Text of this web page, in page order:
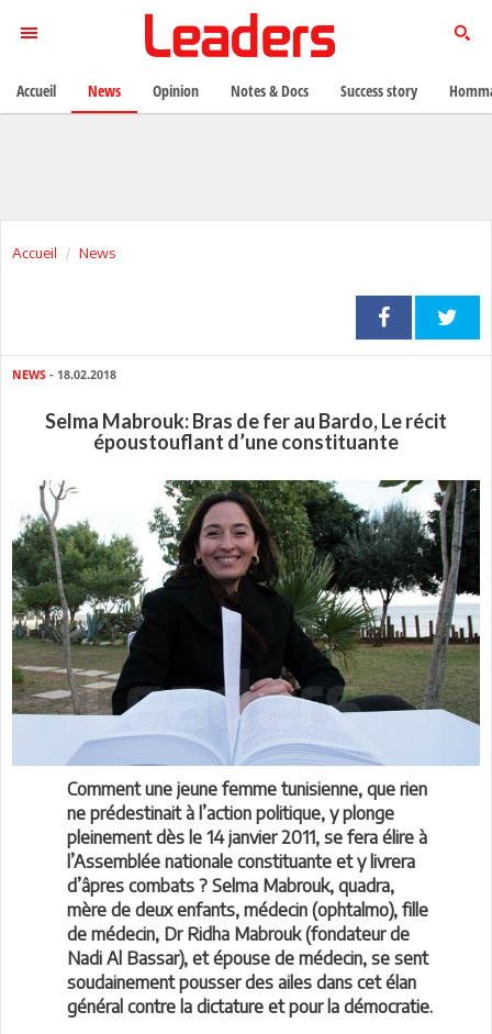
Accueil News
NEWS - 18.02.2018
Selma Mabrouk: Bras de fer au Bardo, Le récit
époustouflant d’une constituante
Comment une jeune femme tunisienne, que rien
ne prédestinait à l’action politique, y plonge
pleinement dès le 14 janvier 2011, se fera élire à
l’Assemblée nationale constituante et y livrera
d’âpres combats ? Selma Mabrouk, quadra,
mère de deux enfants, médecin (ophtalmo), fille
de médecin, Dr Ridha Mabrouk (fondateur de
Nadi Al Bassar), et épouse de médecin, se sent
soudainement pousser des ailes dans cet élan
général contre la dictature et pour la démocratie.
Accueil News Opinion Notes & Docs Success story